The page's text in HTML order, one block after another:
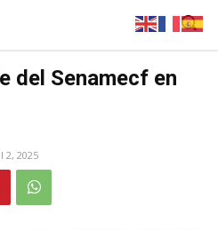
del Senamecf en
2, 2025